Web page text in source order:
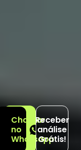
Chamar
no
Whatsapp
Receber
análise
Grátis!